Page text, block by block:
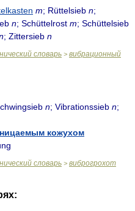
m; Rüttelsieb n;
n; Schüttelrost m; Schüttelsieb
; Zittersieb n
словарь > вибрационный
n; Vibrationssieb n;
кожухом
словарь > виброгрохот